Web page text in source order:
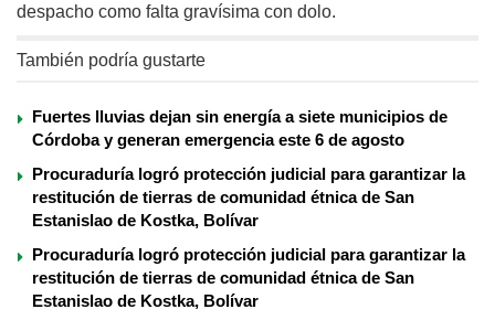
despacho como falta gravísima con dolo.
También podría gustarte
Fuertes lluvias dejan sin energía a siete municipios de
Córdoba y generan emergencia este 6 de agosto
Procuraduría logró protección judicial para garantizar la
restitución de tierras de comunidad étnica de San
Estanislao de Kostka, Bolívar
Procuraduría logró protección judicial para garantizar la
restitución de tierras de comunidad étnica de San
Estanislao de Kostka, Bolívar